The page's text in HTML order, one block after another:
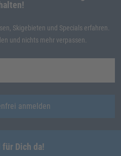
Skigebieten und Specials erfahren.
und nichts mehr verpassen.
anmelden
für Dich da!